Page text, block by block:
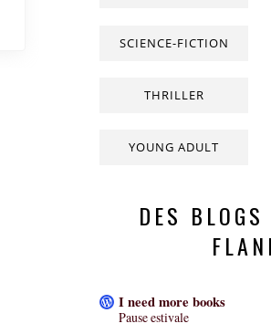
SCIENCE-FICTION
THRILLER
YOUNG ADULT
DES
I need more books
Pause estivale